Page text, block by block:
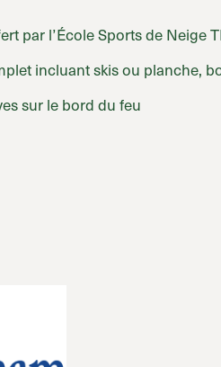
par l’École Sports de Neige
incluant skis ou planche,
sur le bord du feu